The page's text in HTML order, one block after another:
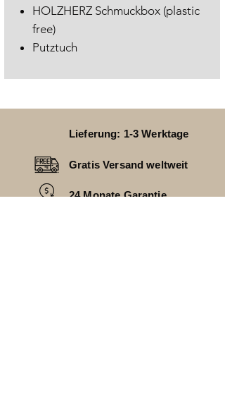
HOLZHERZ Schmuckbox (plastic
free)
Putztuch
Lieferung: 1-3 Werktage
Gratis Versand weltweit
24 Monate Garantie